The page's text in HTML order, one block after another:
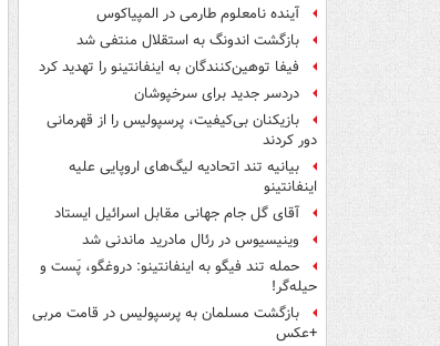
آینده نامعلوم طارمی در المپیاکوس
بازگشت اندونگ به استقلال منتفی شد
فیفا توهین‌کنندگان به اینفانتینو را تهدید کرد
دردسر جدید برای سرخپوشان
بازیکنان بی‌کیفیت، پرسپولیس را از قهرمانی
دور کردند
بیانیه تند اتحادیه لیگ‌های اروپایی علیه
اینفانتینو
آقای گل جام جهانی مقابل اسرائیل ایستاد
وینیسیوس در رئال مادرید ماندنی شد
حمله تند فیگو به اینفانتینو: دروغگو، پَست‌ و
حیله‌گر!
بازگشت مسلمان به پرسپولیس در قامت مربی
+عکس